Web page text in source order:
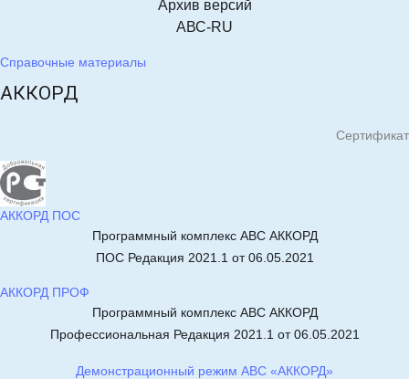
Архив версий
АВС-RU
Справочные материалы
АККОРД
Сертификат
АККОРД ПОС
Программный комплекс АВС АККОРД
ПОС Редакция 2021.1 от 06.05.2021
АККОРД ПРОФ
Программный комплекс АВС АККОРД
Профессиональная Редакция 2021.1 от 06.05.2021
Демонстрационный режим АВС «АККОРД»